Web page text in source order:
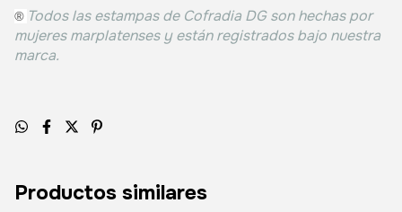
® Todos las estampas de Cofradia DG son hechas por
mujeres marplatenses y están registrados bajo nuestra
marca.
Productos similares